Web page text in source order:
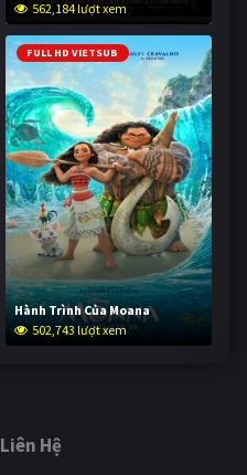
562,184 lượt xem
FULL HD VIETSUB
Hành Trình Của Moana
502,743 lượt xem
Liên Hệ